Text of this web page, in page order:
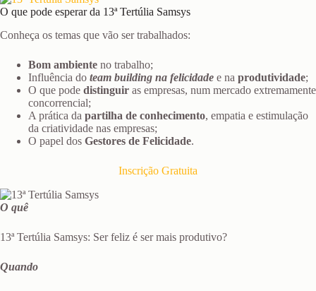
O que pode esperar da 13ª Tertúlia Samsys
Conheça os temas que vão ser trabalhados:
Bom ambiente no trabalho;
Influência do team building na felicidade e na produtividade;
O que pode distinguir as empresas, num mercado extremamente
concorrencial;
A prática da partilha de conhecimento, empatia e estimulação
da criatividade nas empresas;
O papel dos Gestores de Felicidade.
Inscrição Gratuita
O quê
13ª Tertúlia Samsys: Ser feliz é ser mais produtivo?
Quando